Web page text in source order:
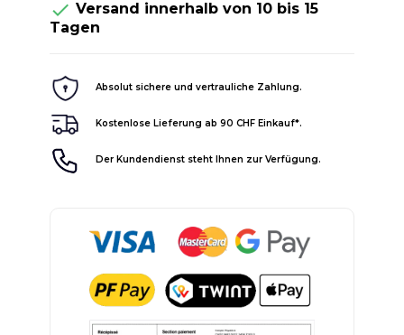
 Versand innerhalb von 10 bis 15
Tagen
Absolut sichere und vertrauliche Zahlung.
Kostenlose Lieferung ab 90 CHF Einkauf*.
Der Kundendienst steht Ihnen zur Verfügung.